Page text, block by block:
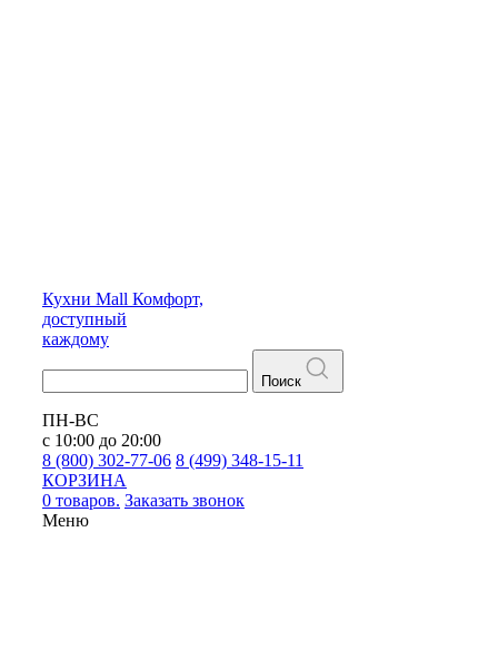
Кухни Mall Комфорт,
доступный
каждому
Поиск
ПН-ВС
с 10:00 до 20:00
8 (800) 302-77-06 8 (499) 348-15-11
КОРЗИНА
0 товаров. Заказать звонок
Меню